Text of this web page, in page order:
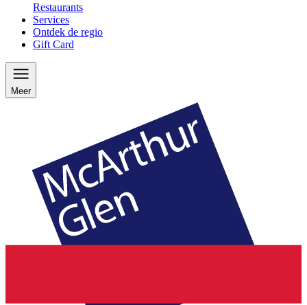
Restaurants
Services
Ontdek de regio
Gift Card
Meer